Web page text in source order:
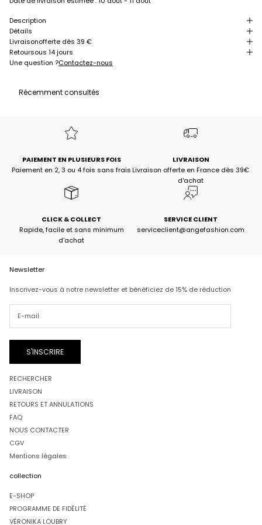
Description
Détails
Livraisonofferte dès 39 €
Retoursous 14 jours
Une question ?Contactez-nous
Récemment consultés
PAIEMENT EN PLUSIEURS FOIS
Paiement en 2, 3 ou 4 fois sans frais
LIVRAISON
Livraison offerte en France dès 39€
d'achat
CLICK & COLLECT
Rapide, facile et sans minimum
d'achat
SERVICE CLIENT
serviceclient@angefashion.com
Newsletter
Inscrivez-vous à notre newsletter et bénéficiez de 15% de réduction
S'INSCRIRE
RECHERCHER
LIVRAISON
RETOURS ET ANNULATIONS
FAQ
NOUS CONTACTER
CGV
Mentions légales
collection
E-SHOP
PROGRAMME DE FIDÉLITÉ
VÉRONIKA LOUBRY